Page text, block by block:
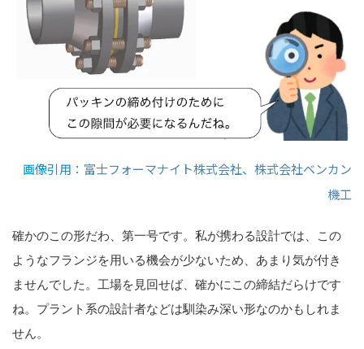
画像引用： 富士フォーマナイト株式会社、 株式会社ベンカン
機工
確かのこの形だわ、第一号です。私が携わる設計では、この
ようなフランジを用いる機会が少ないため、あまり気が付き
ませんでした。工場を見回せば、確かにこの締結だらけです
ね。プラント系の設計者などは馴染み深い形なのかもしれま
せん。